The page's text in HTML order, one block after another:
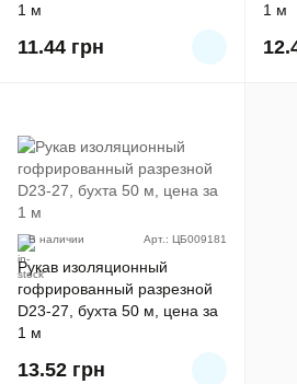
1 м
11.44 грн
1 м
В наличии Арт.: ЦБ009181
Рукав изоляционный
гофрированный разрезной
D23-27, бухта 50 м, цена за
1 м
13.52 грн